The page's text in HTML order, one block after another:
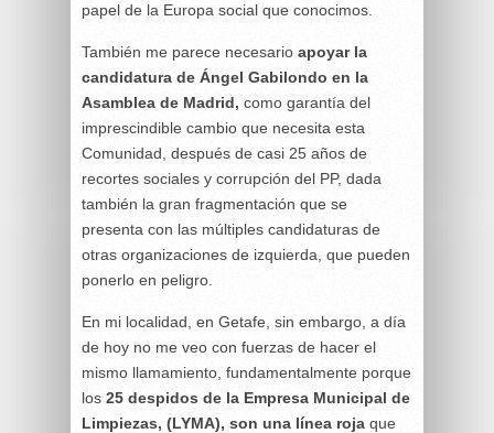
papel de la Europa social que conocimos.
También me parece necesario apoyar la
candidatura de Ángel Gabilondo en la
Asamblea de Madrid, como garantía del
imprescindible cambio que necesita esta
Comunidad, después de casi 25 años de
recortes sociales y corrupción del PP, dada
también la gran fragmentación que se
presenta con las múltiples candidaturas de
otras organizaciones de izquierda, que pueden
ponerlo en peligro.
En mi localidad, en Getafe, sin embargo, a día
de hoy no me veo con fuerzas de hacer el
mismo llamamiento, fundamentalmente porque
los 25 despidos de la Empresa Municipal de
Limpiezas, (LYMA), son una línea roja que